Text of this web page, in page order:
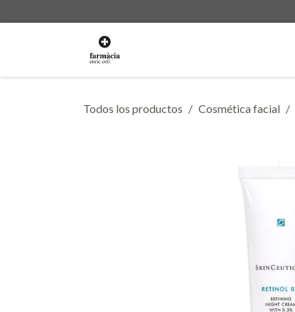
Todos los productos Cosmética facial